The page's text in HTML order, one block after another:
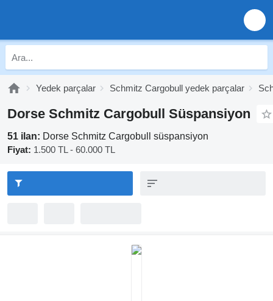
Yedek parçalar Schmitz Cargobull yedek parçalar
Dorse Schmitz Cargobull Süspansiyon
51 ilan: Dorse Schmitz Cargobull süspansiyon
Fiyat: 1.500 TL - 60.000 TL